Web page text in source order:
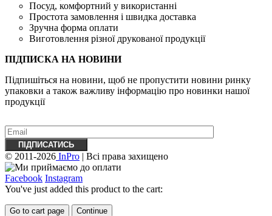
Посуд, комфортний у використанні
Простота замовлення і швидка доставка
Зручна форма оплати
Виготовлення різної друкованої продукції
ПІДПИСКА НА НОВИНИ
Підпишіться на новини, щоб не пропустити новини ринку
упаковки а також важливу ​​інформацію про новинки нашої
продукції
© 2011-2026 InPro | Всі права захищено
Facebook Instagram
You've just added this product to the cart:
Go to cart page Continue